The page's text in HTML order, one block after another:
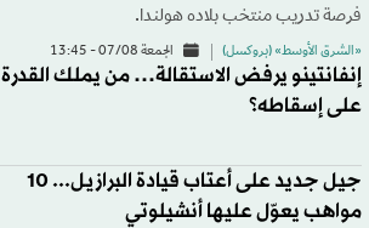
فرصة تدريب منتخب بلاده هولندا.
«الشرق الأوسط» (بروكسل) الجمعة 07/08 - 13:45
إنفانتينو يرفض الاستقالة… من يملك القدرة
على إسقاطه؟
جيل جديد على أعتاب قيادة البرازيل... 10
مواهب يعوّل عليها أنشيلوتي